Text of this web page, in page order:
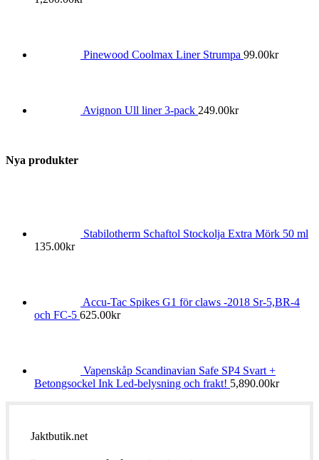
Pinewood Coolmax Liner Strumpa 99.00kr
Avignon Ull liner 3-pack 249.00kr
Nya produkter
Stabilotherm Schaftol Stockolja Extra Mörk 50 ml
135.00kr
Accu-Tac Spikes G1 för claws -2018 Sr-5,BR-4
och FC-5 625.00kr
Vapenskåp Scandinavian Safe SP4 Svart +
Betongsockel Ink Led-belysning och frakt! 5,890.00kr
Jaktbutik.net